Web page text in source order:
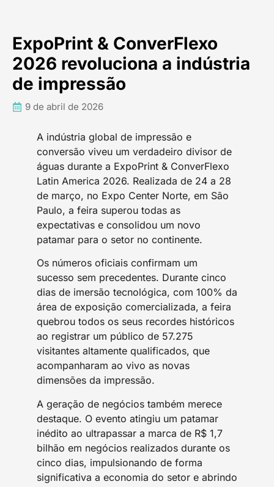
ExpoPrint & ConverFlexo
2026 revoluciona a indústria
de impressão
9 de abril de 2026
A indústria global de impressão e
conversão viveu um verdadeiro divisor de
águas durante a ExpoPrint & ConverFlexo
Latin America 2026. Realizada de 24 a 28
de março, no Expo Center Norte, em São
Paulo, a feira superou todas as
expectativas e consolidou um novo
patamar para o setor no continente.
Os números oficiais confirmam um
sucesso sem precedentes. Durante cinco
dias de imersão tecnológica, com 100% da
área de exposição comercializada, a feira
quebrou todos os seus recordes históricos
ao registrar um público de 57.275
visitantes altamente qualificados, que
acompanharam ao vivo as novas
dimensões da impressão.
A geração de negócios também merece
destaque. O evento atingiu um patamar
inédito ao ultrapassar a marca de R$ 1,7
bilhão em negócios realizados durante os
cinco dias, impulsionando de forma
significativa a economia do setor e abrindo